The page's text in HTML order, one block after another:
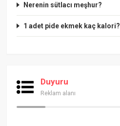
Nerenin sütlacı meşhur?
1 adet pide ekmek kaç kalori?
Duyuru
Reklam alanı